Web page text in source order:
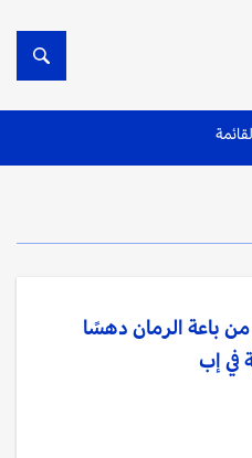
باعة الرمان دهسًا
في إب